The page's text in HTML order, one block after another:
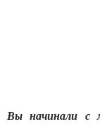
Вы начинали с